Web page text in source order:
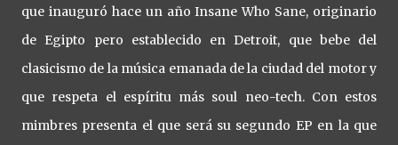
que inauguró hace un año Insane Who Sane, originario
de Egipto pero establecido en Detroit, que bebe del
clasicismo de la música emanada de la ciudad del motor y
que respeta el espíritu más soul neo-tech. Con estos
mimbres presenta el que será su segundo EP en la que